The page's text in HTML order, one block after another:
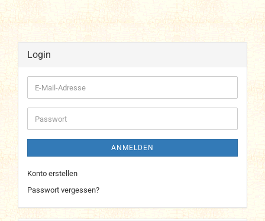
Login
E-
Mail-
Adresse
Passwort
ANMELDEN
Konto erstellen
Passwort vergessen?